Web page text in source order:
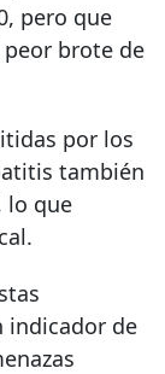
pero que
brote de
por los
también
lo que
indicador de